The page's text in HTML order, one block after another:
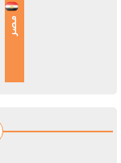
مصر